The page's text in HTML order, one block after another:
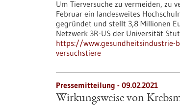
Um Tierversuche zu vermeiden, zu
Februar ein landesweites
gegründet und stellt 3,8 Millionen
Netzwerk 3R-US der Universität
https://
versuchstiere
Pressemitteilung - 09.02.2021
Wirkungsweise von